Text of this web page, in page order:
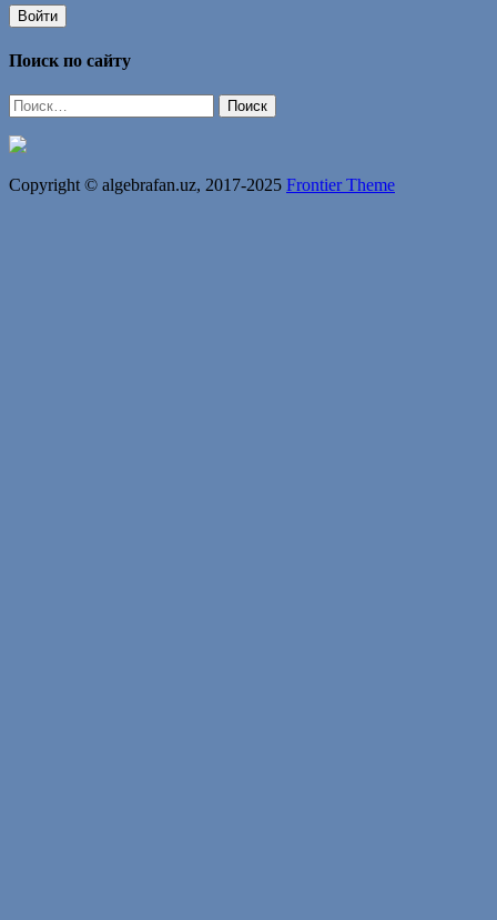
Войти
Поиск по сайту
Найти:
Copyright © algebrafan.uz, 2017-2025 Frontier Theme